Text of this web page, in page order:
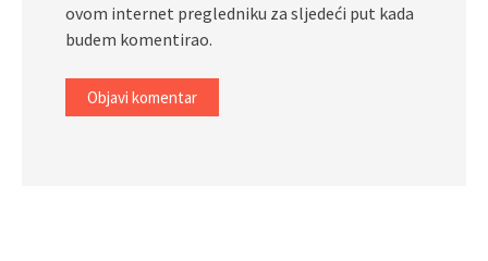
ovom internet pregledniku za sljedeći put kada
budem komentirao.